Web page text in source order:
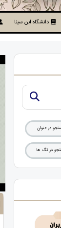
دانشگاه ابن سینا
در عنوان
در تگ ها